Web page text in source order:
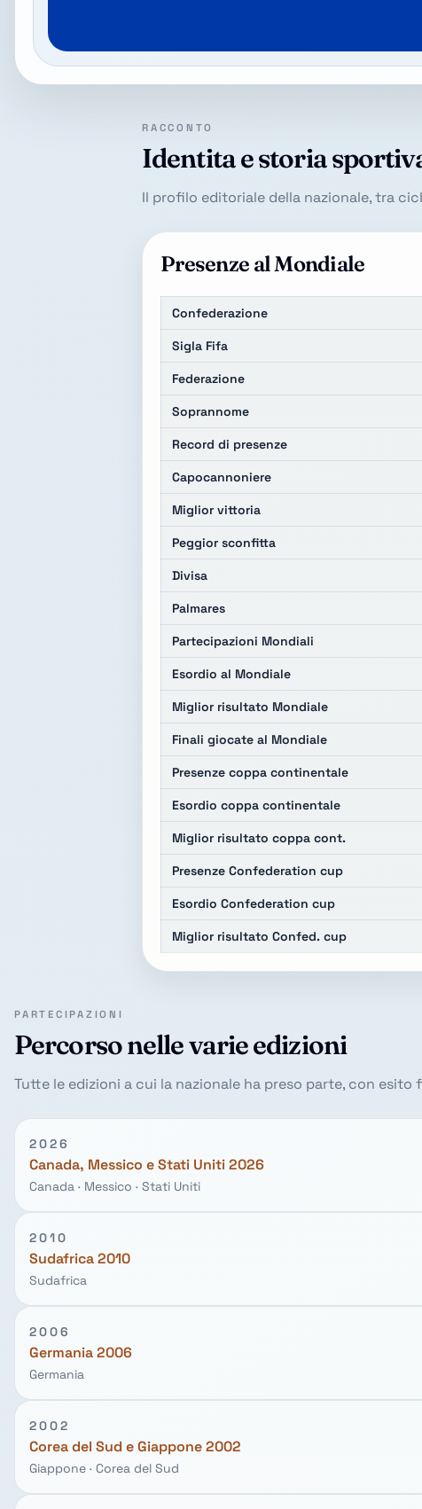
RACCONTO
Identita e storia
Il profilo editoriale della nazionale, tra
Presenze al Mondiale
Confederazione
Sigla Fifa
Federazione
Soprannome
Record di presenze
Capocannoniere
Miglior vittoria
Peggior sconfitta
Divisa
Palmares
Partecipazioni Mondiali
Esordio al Mondiale
Miglior risultato Mondiale
Finali giocate al Mondiale
Presenze coppa continentale
Esordio coppa continentale
Miglior risultato coppa cont.
Presenze Confederation cup
Esordio Confederation cup
Miglior risultato Confed. cup
PARTECIPAZIONI
Percorso nelle varie edizioni
Tutte le edizioni a cui la nazionale ha preso parte, con esito
2026
Canada, Messico e Stati Uniti 2026
Canada · Messico · Stati Uniti
2010
Sudafrica 2010
Sudafrica
2006
Germania 2006
Germania
2002
Corea del Sud e Giappone 2002
Giappone · Corea del Sud